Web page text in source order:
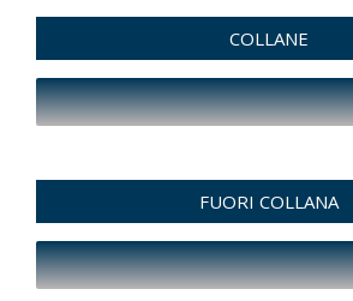
COLLANE
FUORI COLLANA